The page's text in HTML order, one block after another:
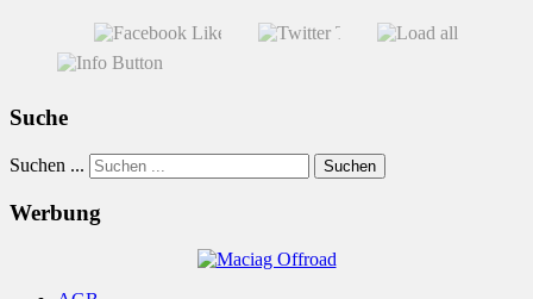
Suche
Suchen ... Suchen
Werbung